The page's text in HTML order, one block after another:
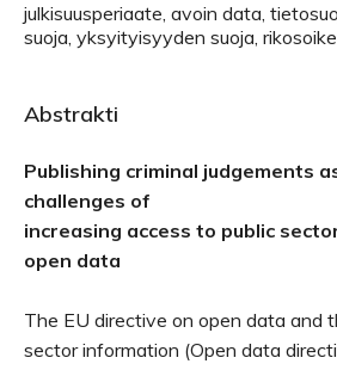
julkisuusperiaate, avoin data,
suoja, yksyityisyyden suoja,
Abstrakti
Publishing criminal judgements
challenges of
increasing access to public
open data
The EU directive on open data and
sector information (Open data